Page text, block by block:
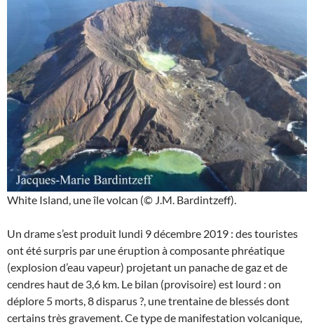
White Island, une île volcan (© J.M. Bardintzeff).
Un drame s’est produit lundi 9 décembre 2019 : des touristes
ont été surpris par une éruption à composante phréatique
(explosion d’eau vapeur) projetant un panache de gaz et de
cendres haut de 3,6 km. Le bilan (provisoire) est lourd : on
déplore 5 morts, 8 disparus ?, une trentaine de blessés dont
certains très gravement. Ce type de manifestation volcanique,